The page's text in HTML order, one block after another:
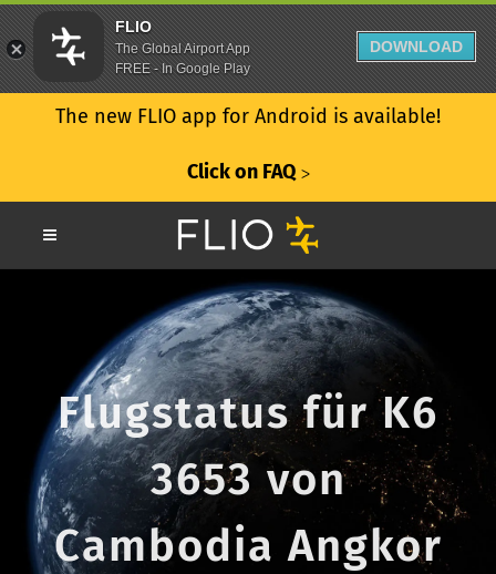
The new FLIO app for Android is available!
Click on FAQ ᐳ
Flugstatus für K6
3653 von
Cambodia Angkor
FLIO
The Global Airport App
FREE - In Google Play
DOWNLOAD